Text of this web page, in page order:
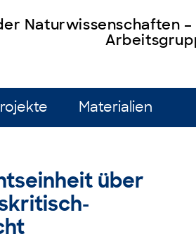
Naturwissenschaften
Materialien
über